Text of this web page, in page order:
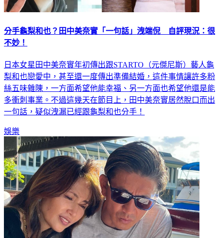
分手龜梨和也？田中美奈實「一句話」洩端倪 自評現況：很
不妙！
日本女星田中美奈實年初傳出跟STARTO（元傑尼斯）藝人龜
梨和也戀愛中，甚至還一度傳出準備結婚，這件事情讓許多粉
絲五味雜陳，一方面希望他能幸福、另一方面也希望他還是能
多衝刺事業。不過這幾天在節目上，田中美奈實居然脫口而出
一句話，疑似洩漏已經跟龜梨和也分手！
娛樂